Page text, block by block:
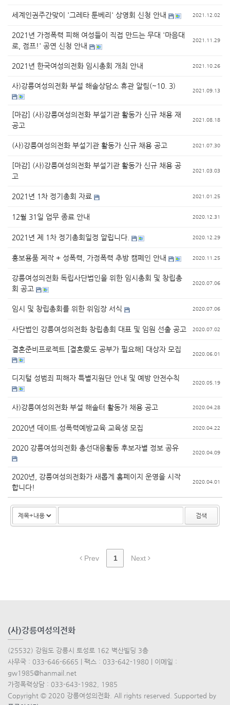
세계인권주간맞이 '그레타 툰베리' 상영회 신청 안내 2021.12.02
2021년 가정폭력 피해 여성들이 직접 만드는 무대 '마음대
로, 점프!' 공연 신청 안내
2021.11.29
2021년 한국여성의전화 임시총회 개최 안내 2021.10.26
사)강릉여성의전화 부설 해솔상담소 휴관 알림(~10. 3)
2021.09.13
[마감] (사)강릉여성의전화 부설기관 활동가 신규 채용 재
공고
2021.08.18
(사)강릉여성의전화 부설기관 활동가 신규 채용 공고 2021.07.30
[마감] (사)강릉여성의전화 부설기관 활동가 신규 채용 공
고
2021.03.03
2021년 1차 정기총회 자료 2021.01.25
12월 31일 업무 종료 안내 2020.12.31
2021년 제 1차 정기총회일정 알립니다. 2020.12.29
홍보용품 제작 + 성폭력, 가정폭력 추방 캠페인 안내 2020.11.25
강릉여성의전화 독립사단법인을 위한 임시총회 및 창립총
회 공고
2020.07.06
임시 및 창립총회를 위한 위임장 서식 2020.07.06
사단법인 강릉여성의전화 창립총회 대표 및 임원 선출 공고 2020.07.02
결혼준비프로젝트 [결혼愛도 공부가 필요해] 대상자 모집
2020.06.01
디지털 성범죄 피해자 특별지원단 안내 및 예방 안전수칙
2020.05.19
사)강릉여성의전화 부설 해솔터 활동가 채용 공고 2020.04.28
2020년 데이트·성폭력예방교육 교육생 모집 2020.04.22
2020 강릉여성의전화 총선대응활동 후보자별 정보 공유
2020.04.09
2020년, 강릉여성의전화가 새롭게 홈페이지 운영을 시작
합니다!
2020.04.01
검색
Prev 1 Next
(사)강릉여성의전화
(25532) 강원도 강릉시 토성로 162 벽산빌딩 3층
사무국 : 033-646-6665 | 팩스 : 033-642-1980 | 이메일 :
gw1985@hanmail.net
가정폭력상담 : 033-643-1982, 1985
Copyright © 2020 강릉여성의전화. All rights reserved. Supported by